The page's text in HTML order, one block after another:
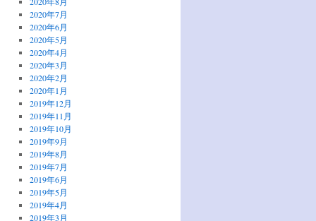
2020年7月
2020年6月
2020年5月
2020年4月
2020年3月
2020年2月
2020年1月
2019年12月
2019年11月
2019年10月
2019年9月
2019年8月
2019年7月
2019年6月
2019年5月
2019年4月
2019年3月